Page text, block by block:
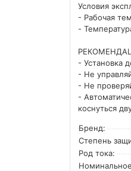
Условия
- Рабочая
-
- Установка
- Не
- Не
-
коснуться
Бренд:
Степень
Род тока: